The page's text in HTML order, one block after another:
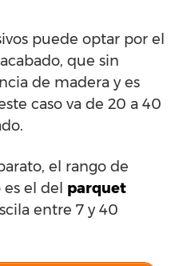
puede optar por el
que sin
de madera y es
caso va de 20 a 40
el rango de
el del parquet
entre 7 y 40